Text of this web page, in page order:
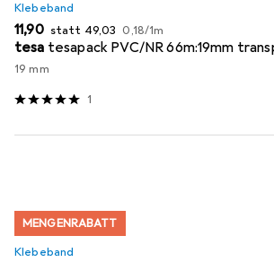
Klebeband
EUR
11,90 statt EUR
49,03 EUR
0,18/1m
tesa tesapack PVC/NR 66m:19mm
19 mm
1
MENGENRABATT
Klebeband